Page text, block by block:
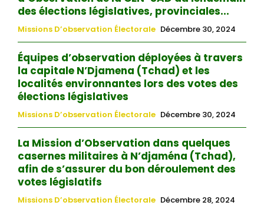
des élections législatives, provinciales...
Missions D’observation Électorale Décembre 30, 2024
Équipes d’observation déployées à travers
la capitale N’Djamena (Tchad) et les
localités environnantes lors des votes des
élections législatives
Missions D’observation Électorale Décembre 30, 2024
La Mission d’Observation dans quelques
casernes militaires à N’djaména (Tchad),
afin de s’assurer du bon déroulement des
votes législatifs
Missions D’observation Électorale Décembre 28, 2024